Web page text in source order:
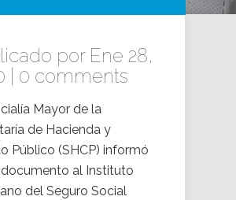
por Ene 28,
| 0 comments
Mayor de la
de Hacienda y
Público (SHCP) informó
al Instituto
del Seguro Social